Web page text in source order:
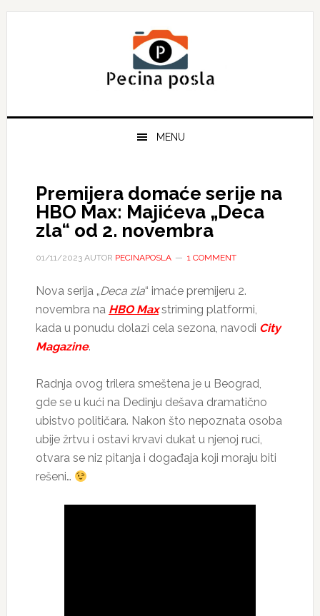
Skip
Skip
Skip
MENU
Premijera domaće serije na
HBO Max: Majićeva „Deca
zla“ od 2. novembra
01/11/2023AUTOR PECINAPOSLA 1 COMMENT
Nova serija „Deca zla“ imaće premijeru 2.
novembra na HBO Maxstriming platformi,
kada u ponudu dolazi cela sezona, navodi City
Magazine.
Radnja ovog trilera smeštena je u Beograd,
gde se u kući na Dedinju dešava dramatično
ubistvo političara. Nakon što nepoznata osoba
ubije žrtvu i ostavi krvavi dukat u njenoj ruci,
otvara se niz pitanja i događaja koji moraju biti
rešeni…